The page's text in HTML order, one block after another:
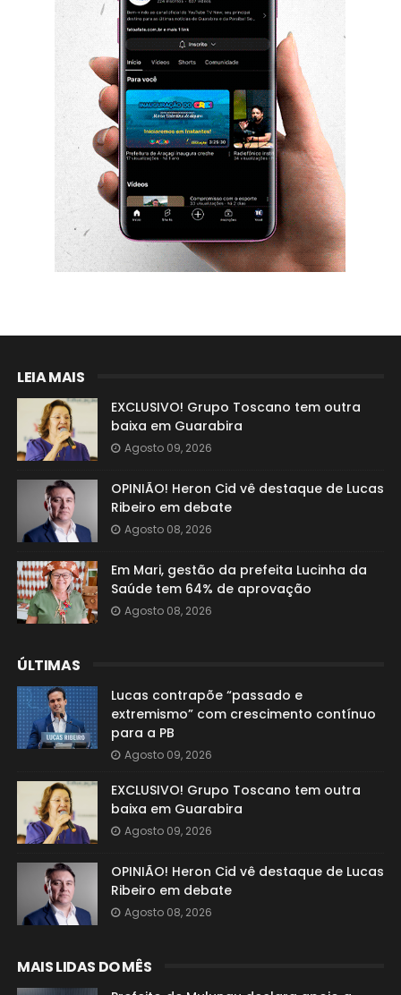
LEIA MAIS
EXCLUSIVO! Grupo Toscano tem outra
baixa em Guarabira
Agosto 09, 2026
OPINIÃO! Heron Cid vê destaque de Lucas
Ribeiro em debate
Agosto 08, 2026
Em Mari, gestão da prefeita Lucinha da
Saúde tem 64% de aprovação
Agosto 08, 2026
ÚLTIMAS
Lucas contrapõe “passado e
extremismo” com crescimento contínuo
para a PB
Agosto 09, 2026
EXCLUSIVO! Grupo Toscano tem outra
baixa em Guarabira
Agosto 09, 2026
OPINIÃO! Heron Cid vê destaque de Lucas
Ribeiro em debate
Agosto 08, 2026
MAIS LIDAS DO MÊS